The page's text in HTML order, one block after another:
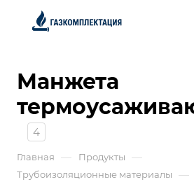
Манжета
4
Главная — Продукты —
Трубоизоляционные материалы —